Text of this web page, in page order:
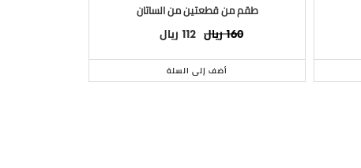
طقم من قطعتين من الساتان
ريال160 ريال 112
أضف إلى السلة